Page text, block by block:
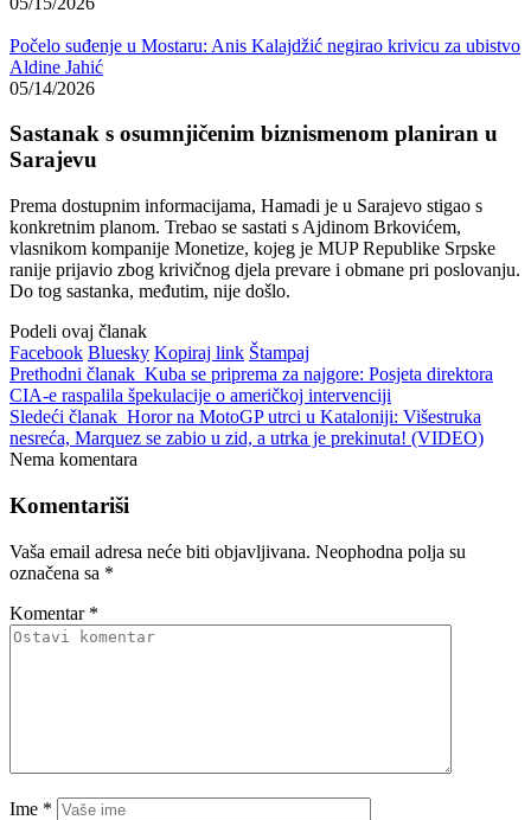
Počelo suđenje u Mostaru: Anis Kalajdžić negirao krivicu za ubistvo
Aldine Jahić
05/14/2026
Sastanak s osumnjičenim biznismenom planiran u
Sarajevu
Prema dostupnim informacijama, Hamadi je u Sarajevo stigao s
konkretnim planom. Trebao se sastati s Ajdinom Brkovićem,
vlasnikom kompanije Monetize, kojeg je MUP Republike Srpske
ranije prijavio zbog krivičnog djela prevare i obmane pri poslovanju.
Do tog sastanka, međutim, nije došlo.
Podeli ovaj članak
Facebook Bluesky Kopiraj link Štampaj
Prethodni članak Kuba se priprema za najgore: Posjeta direktora
CIA-e raspalila špekulacije o američkoj intervenciji
Sledeći članak Horor na MotoGP utrci u Kataloniji: Višestruka
nesreća, Marquez se zabio u zid, a utrka je prekinuta! (VIDEO)
Nema komentara
Komentariši
Vaša email adresa neće biti objavljivana. Neophodna polja su
označena sa *
Komentar *
Ime *